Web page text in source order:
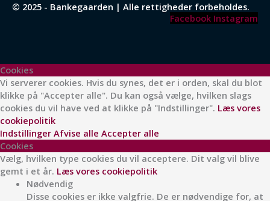
© 2025 - Bankegaarden | Alle rettigheder forbeholdes.
Facebook Instagram
Cookies
Vi serverer cookies. Hvis du synes, det er i orden, skal du blot
klikke på "Accepter alle". Du kan også vælge, hvilken slags
cookies du vil have ved at klikke på "Indstillinger". Læs vores
cookiepolitik
Indstillinger Afvise alle Accepter alle
Cookies
Vælg, hvilken type cookies du vil acceptere. Dit valg vil blive
gemt i et år. Læs vores cookiepolitik
Nødvendig
Disse cookies er ikke valgfrie. De er nødvendige for, at